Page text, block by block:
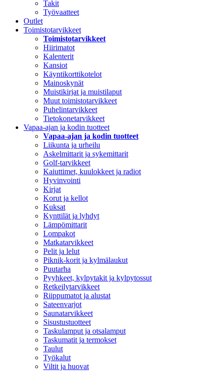
Takit
Työvaatteet
Outlet
Toimistotarvikkeet
Toimistotarvikkeet
Hiirimatot
Kalenterit
Kansiot
Käyntikorttikotelot
Mainoskynät
Muistikirjat ja muistilaput
Muut toimistotarvikkeet
Puhelintarvikkeet
Tietokonetarvikkeet
Vapaa-ajan ja kodin tuotteet
Vapaa-ajan ja kodin tuotteet
Liikunta ja urheilu
Askelmittarit ja sykemittarit
Golf-tarvikkeet
Kaiuttimet, kuulokkeet ja radiot
Hyvinvointi
Kirjat
Korut ja kellot
Kuksat
Kynttilät ja lyhdyt
Lämpömittarit
Lompakot
Matkatarvikkeet
Pelit ja lelut
Piknik-korit ja kylmälaukut
Puutarha
Pyyhkeet, kylpytakit ja kylpytossut
Retkeilytarvikkeet
Riippumatot ja alustat
Sateenvarjot
Saunatarvikkeet
Sisustustuotteet
Taskulamput ja otsalamput
Taskumatit ja termokset
Taulut
Työkalut
Viltit ja huovat